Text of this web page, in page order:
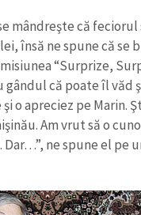
mândreşte că feciorul
însă ne spune că se
“Surprize,
gândul că poate îl văd
o apreciez pe Marin.
Am vrut să o
Dar…”, ne spune el pe